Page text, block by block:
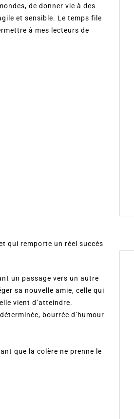
de donner vie à des
et sensible. Le temps file
à mes lecteurs de
qui remporte un réel succès
un passage vers un autre
sa nouvelle amie, celle qui
vient d’atteindre.
bourrée d’humour
que la colère ne prenne le